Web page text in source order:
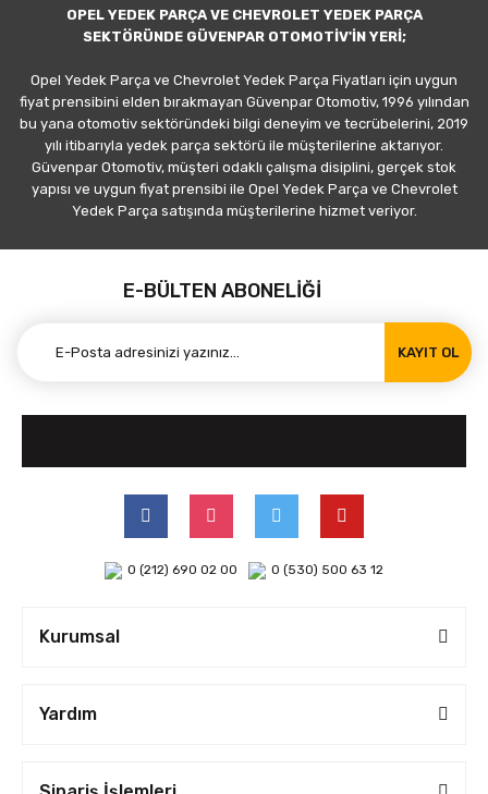
OPEL YEDEK PARÇA VE CHEVROLET YEDEK PARÇA
SEKTÖRÜNDE GÜVENPAR OTOMOTİV'İN YERİ;
Opel Yedek Parça ve Chevrolet Yedek Parça Fiyatları için uygun
fiyat prensibini elden bırakmayan Güvenpar Otomotiv, 1996 yılından
bu yana otomotiv sektöründeki bilgi deneyim ve tecrübelerini, 2019
yılı itibarıyla yedek parça sektörü ile müşterilerine aktarıyor.
Güvenpar Otomotiv, müşteri odaklı çalışma disiplini, gerçek stok
yapısı ve uygun fiyat prensibi ile Opel Yedek Parça ve Chevrolet
Yedek Parça satışında müşterilerine hizmet veriyor.
E-BÜLTEN ABONELİĞİ
KAYIT OL
0 (212) 690 02 00 0 (530) 500 63 12
Kurumsal
Yardım